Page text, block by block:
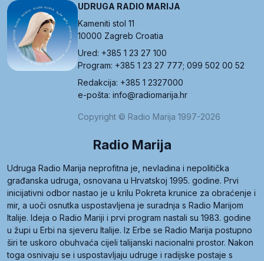
UDRUGA RADIO MARIJA
Kameniti stol 11
10000 Zagreb Croatia
Ured: +385 1 23 27 100
Program: +385 1 23 27 777; 099 502 00 52
Redakcija: +385 1 2327000
e-pošta: info@radiomarija.hr
Copyright © Radio Marija 1997-2026
Radio Marija
Udruga Radio Marija neprofitna je, nevladina i nepolitička
građanska udruga, osnovana u Hrvatskoj 1995. godine. Prvi
inicijativni odbor nastao je u krilu Pokreta krunice za obraćenje i
mir, a uoči osnutka uspostavljena je suradnja s Radio Marijom
Italije. Ideja o Radio Mariji i prvi program nastali su 1983. godine
u župi u Erbi na sjeveru Italije. Iz Erbe se Radio Marija postupno
širi te uskoro obuhvaća cijeli talijanski nacionalni prostor. Nakon
toga osnivaju se i uspostavljaju udruge i radijske postaje s